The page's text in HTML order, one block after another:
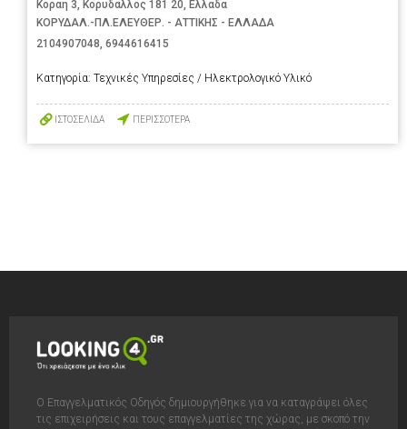
Κοραη 3, Κορυδαλλος 181 20, Ελλαδα
ΚΟΡΥΔΑΛ.-ΠΛ.ΕΛΕΥΘΕΡ. - ΑΤΤΙΚΗΣ - ΕΛΛΑΔΑ
2104907048, 6944616415
Κατηγορία: Τεχνικές Υπηρεσίες / Ηλεκτρολογικό Υλικό
ΙΣΤΟΣΕΛΙΔΑ ΠΕΡΙΣΣΟΤΕΡΑ
Ο Επαγγελματικός Οδηγός δημιουργήθηκε για να καταγράψει όλες
τις επιχειρήσεις και τους επαγγελματίες της χώρας, με σκοπό την